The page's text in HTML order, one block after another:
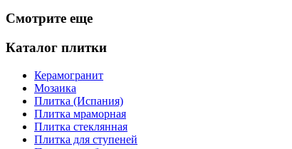
Смотрите еще
Каталог плитки
Керамогранит
Мозаика
Плитка (Испания)
Плитка мраморная
Плитка стеклянная
Плитка для ступеней